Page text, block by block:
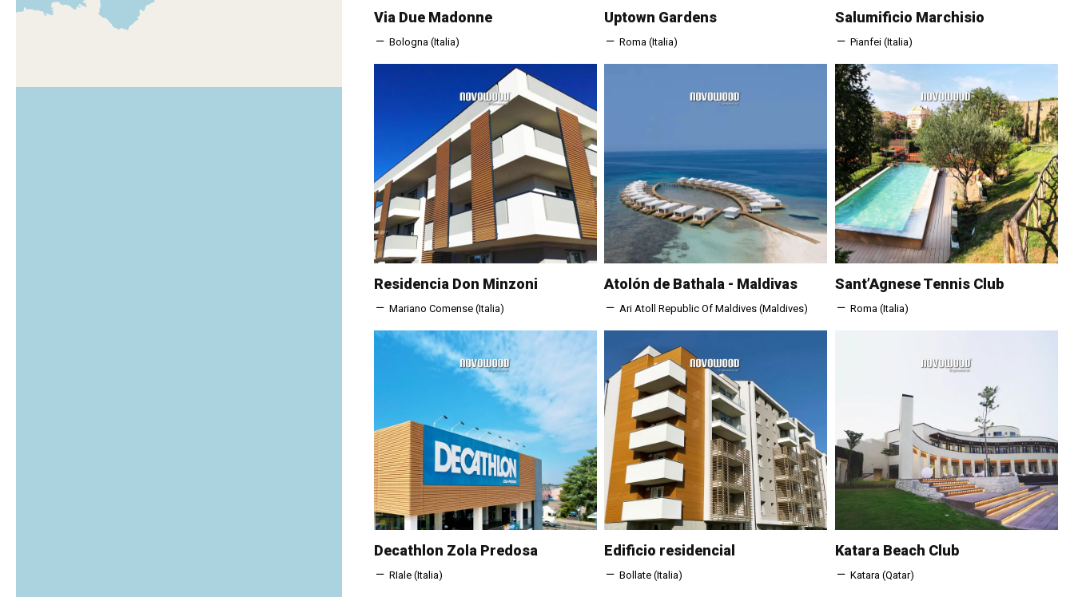
Via Due Madonne
Bologna (Italia)
Uptown Gardens
Roma (Italia)
Salumificio Marchisio
Pianfei (Italia)
Residencia Don Minzoni
Mariano Comense (Italia)
Atolón de Bathala - Maldivas
Ari Atoll Republic Of Maldives (maldives)
Sant’Agnese Tennis Club
Roma (Italia)
Decathlon Zola Predosa
RIale (Italia)
Edificio residencial
Bollate (Italia)
Katara Beach Club
Katara (qatar)